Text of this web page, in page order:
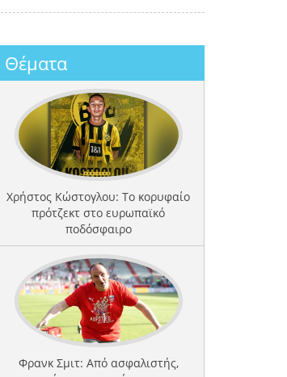
Θέματα
Χρήστος Κώστογλου: Το κορυφαίο
πρότζεκτ στο ευρωπαϊκό
ποδόσφαιρο
Φρανκ Σμιτ: Από ασφαλιστής,